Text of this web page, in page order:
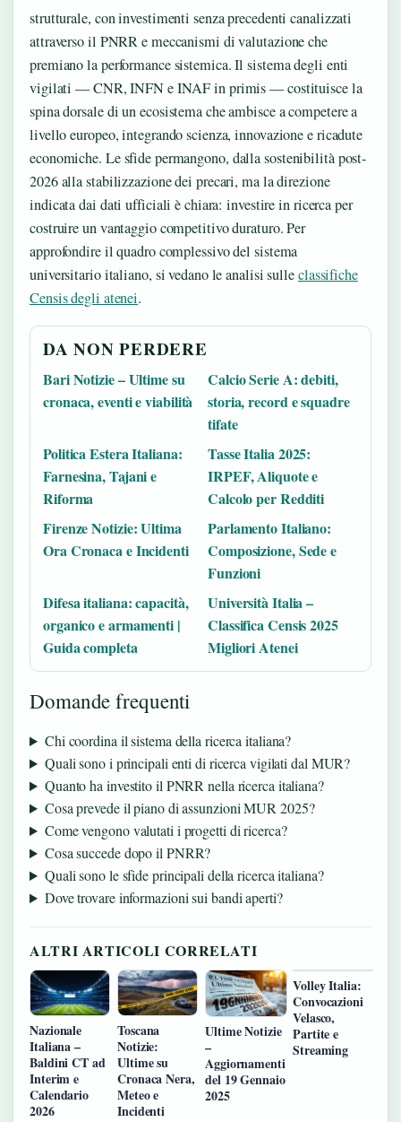
strutturale, con investimenti senza precedenti canalizzati
attraverso il PNRR e meccanismi di valutazione che
premiano la performance sistemica. Il sistema degli enti
vigilati — CNR, INFN e INAF in primis — costituisce la
spina dorsale di un ecosistema che ambisce a competere a
livello europeo, integrando scienza, innovazione e ricadute
economiche. Le sfide permangono, dalla sostenibilità post-
2026 alla stabilizzazione dei precari, ma la direzione
indicata dai dati ufficiali è chiara: investire in ricerca per
costruire un vantaggio competitivo duraturo. Per
approfondire il quadro complessivo del sistema
universitario italiano, si vedano le analisi sulleclassifiche
Censis degli atenei.
DA NON PERDERE
Bari Notizie – Ultime su
cronaca, eventi e viabilità
Calcio Serie A: debiti,
storia, record e squadre
tifate
Politica Estera Italiana:
Farnesina, Tajani e
Riforma
Tasse Italia 2025:
IRPEF, Aliquote e
Calcolo per Redditi
Firenze Notizie: Ultima
Ora Cronaca e Incidenti
Parlamento Italiano:
Composizione, Sede e
Funzioni
Difesa italiana: capacità,
organico e armamenti |
Guida completa
Università Italia –
Classifica Censis 2025
Migliori Atenei
Domande frequenti
Chi coordina il sistema della ricerca italiana?
Quali sono i principali enti di ricerca vigilati dal MUR?
Quanto ha investito il PNRR nella ricerca italiana?
Cosa prevede il piano di assunzioni MUR 2025?
Come vengono valutati i progetti di ricerca?
Cosa succede dopo il PNRR?
Quali sono le sfide principali della ricerca italiana?
Dove trovare informazioni sui bandi aperti?
ALTRI ARTICOLI CORRELATI
Nazionale
Italiana –
Baldini CT ad
Interim e
Calendario
2026
Toscana
Notizie:
Ultime su
Cronaca Nera,
Meteo e
Incidenti
Ultime Notizie
–
Aggiornamenti
del 19 Gennaio
2025
Volley Italia:
Convocazioni
Velasco,
Partite e
Streaming